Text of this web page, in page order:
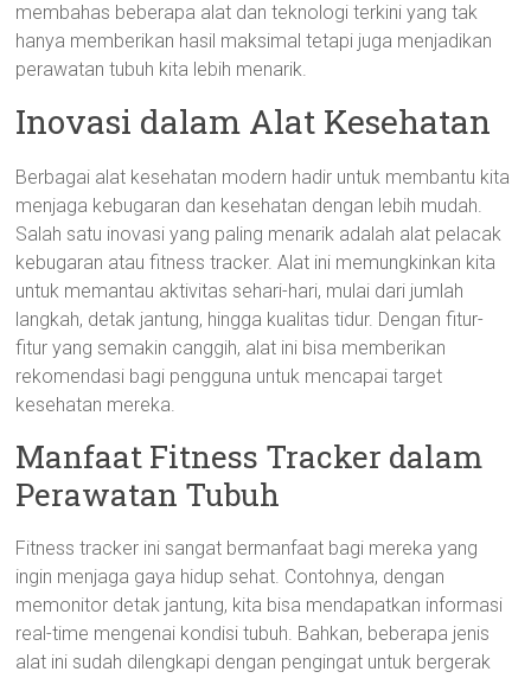
membahas beberapa alat dan teknologi terkini yang tak
hanya memberikan hasil maksimal tetapi juga menjadikan
perawatan tubuh kita lebih menarik.
Inovasi dalam Alat Kesehatan
Berbagai alat kesehatan modern hadir untuk membantu kita
menjaga kebugaran dan kesehatan dengan lebih mudah.
Salah satu inovasi yang paling menarik adalah alat pelacak
kebugaran atau fitness tracker. Alat ini memungkinkan kita
untuk memantau aktivitas sehari-hari, mulai dari jumlah
langkah, detak jantung, hingga kualitas tidur. Dengan fitur-
fitur yang semakin canggih, alat ini bisa memberikan
rekomendasi bagi pengguna untuk mencapai target
kesehatan mereka.
Manfaat Fitness Tracker dalam
Perawatan Tubuh
Fitness tracker ini sangat bermanfaat bagi mereka yang
ingin menjaga gaya hidup sehat. Contohnya, dengan
memonitor detak jantung, kita bisa mendapatkan informasi
real-time mengenai kondisi tubuh. Bahkan, beberapa jenis
alat ini sudah dilengkapi dengan pengingat untuk bergerak